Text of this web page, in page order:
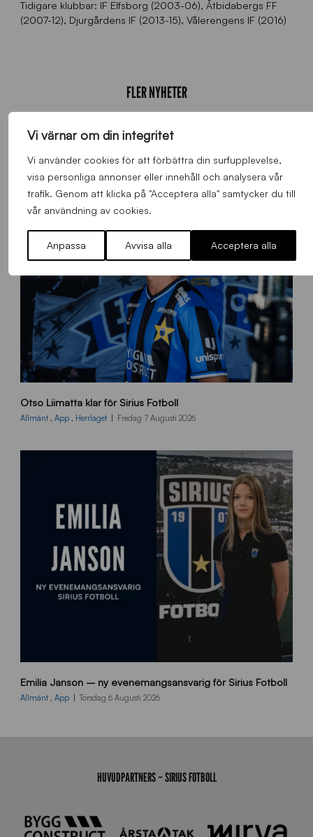
Vi värnar om din integritet
Vi använder cookies för att förbättra din surfupplevelse,
visa personliga annonser eller innehåll och analysera vår
trafik. Genom att klicka på "Acceptera alla" samtycker du till
vår användning av cookies.
Anpassa Avvisa alla Acceptera alla
Tidigare klubbar: IF Elfsborg (2003-06), Åtbidabergs FF
(2007-12), Djurgårdens IF (2013-15), Vålerengens IF (2016)
FLER NYHETER
Alla nyheter
L
_
e
Otso Liimatta klar för Sirius Fotboll
Allmänt , App , Herrlaget Fredag 7 Augusti 2026
0
0
Emilia Janson – ny evenemangsansvarig för Sirius Fotboll
Allmänt , App Torsdag 6 Augusti 2026
HUVUDPARTNERS – SIRIUS FOTBOLL